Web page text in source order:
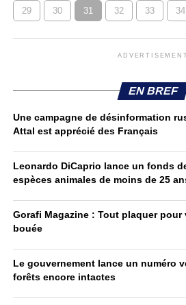
29 30 31 32 33 34
ADVERTISEMENT
EN BREF
Une campagne de désinformation
Attal est apprécié des Français
Leonardo DiCaprio lance un fonds
espèces animales de moins de 25
Gorafi Magazine : Tout plaquer pour
bouée
Le gouvernement lance un numéro
forêts encore intactes